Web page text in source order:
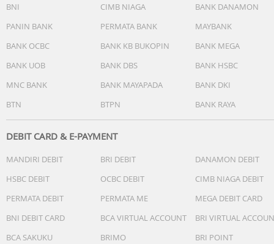
BNI
CIMB NIAGA
BANK DANAMON
PANIN BANK
PERMATA BANK
MAYBANK
BANK OCBC
BANK KB BUKOPIN
BANK MEGA
BANK UOB
BANK DBS
BANK HSBC
MNC BANK
BANK MAYAPADA
BANK DKI
BTN
BTPN BANK RAYA
DEBIT CARD & E-PAYMENT
MANDIRI DEBIT BRI DEBIT
DANAMON DEBIT
HSBC DEBIT
OCBC DEBIT
CIMB NIAGA DEBIT
PERMATA DEBIT
PERMATA ME
MEGA DEBIT CARD
BNI DEBIT CARD
BCA VIRTUAL ACCOUNT
BRI VIRTUAL
BCA SAKUKU
BRIMO
BRI POINT